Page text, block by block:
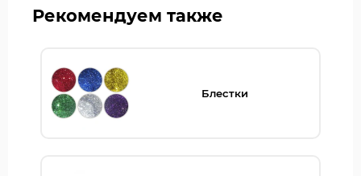
Рекомендуем также
Блестки